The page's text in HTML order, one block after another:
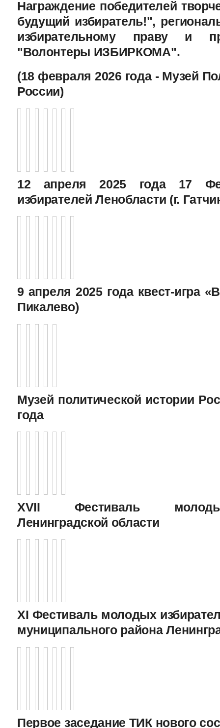
Награждение победителей
будущий избиратель!",
избирательному праву и
"Волонтеры ИЗБИРКОМА".
(18 февраля 2026 года - Музей
России)
12 апреля 2025 года 17
избирателей Ленобласти (г.
9 апреля 2025 года квест-игра
Пикалево)
Музей политической истории
года
XVII Фестиваль
Ленинградской области
XI Фестиваль молодых
муниципального района
Первое заседание ТИК нового